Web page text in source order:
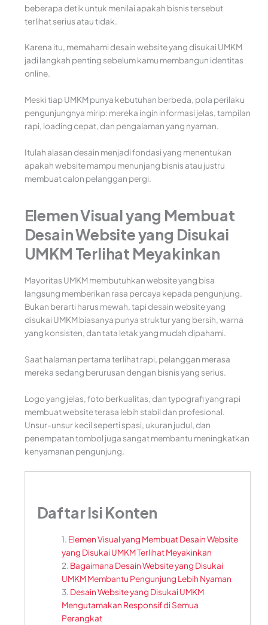
beberapa detik untuk menilai apakah bisnis tersebut
terlihat serius atau tidak.
Karena itu, memahami desain website yang disukai UMKM
jadi langkah penting sebelum kamu membangun identitas
online.
Meski tiap UMKM punya kebutuhan berbeda, pola perilaku
pengunjungnya mirip: mereka ingin informasi jelas, tampilan
rapi, loading cepat, dan pengalaman yang nyaman.
Itulah alasan desain menjadi fondasi yang menentukan
apakah website mampu menunjang bisnis atau justru
membuat calon pelanggan pergi.
Elemen Visual yang Membuat
Desain Website yang Disukai
UMKM Terlihat Meyakinkan
Mayoritas UMKM membutuhkan website yang bisa
langsung memberikan rasa percaya kepada pengunjung.
Bukan berarti harus mewah, tapi desain website yang
disukai UMKM biasanya punya struktur yang bersih, warna
yang konsisten, dan tata letak yang mudah dipahami.
Saat halaman pertama terlihat rapi, pelanggan merasa
mereka sedang berurusan dengan bisnis yang serius.
Logo yang jelas, foto berkualitas, dan typografi yang rapi
membuat website terasa lebih stabil dan profesional.
Unsur-unsur kecil seperti spasi, ukuran judul, dan
penempatan tombol juga sangat membantu meningkatkan
kenyamanan pengunjung.
Daftar Isi Konten
Elemen Visual yang Membuat Desain Website
yang Disukai UMKM Terlihat Meyakinkan
Bagaimana Desain Website yang Disukai
UMKM Membantu Pengunjung Lebih Nyaman
Desain Website yang Disukai UMKM
Mengutamakan Responsif di Semua
Perangkat